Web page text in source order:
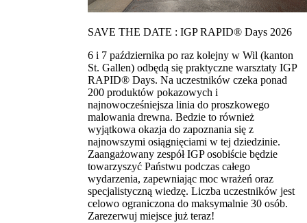
SAVE THE DATE : IGP RAPID® Days 2026
6 i 7 października po raz kolejny w Wil (kanton
St. Gallen) odbędą się praktyczne warsztaty IGP
RAPID® Days. Na uczestników czeka ponad
200 produktów pokazowych i
najnowocześniejsza linia do proszkowego
malowania drewna. Bedzie to również
wyjątkowa okazja do zapoznania się z
najnowszymi osiągnięciami w tej dziedzinie.
Zaangażowany zespół IGP osobiście będzie
towarzyszyć Państwu podczas całego
wydarzenia, zapewniając moc wrażeń oraz
specjalistyczną wiedzę. Liczba uczestników jest
celowo ograniczona do maksymalnie 30 osób.
Zarezerwuj miejsce już teraz!